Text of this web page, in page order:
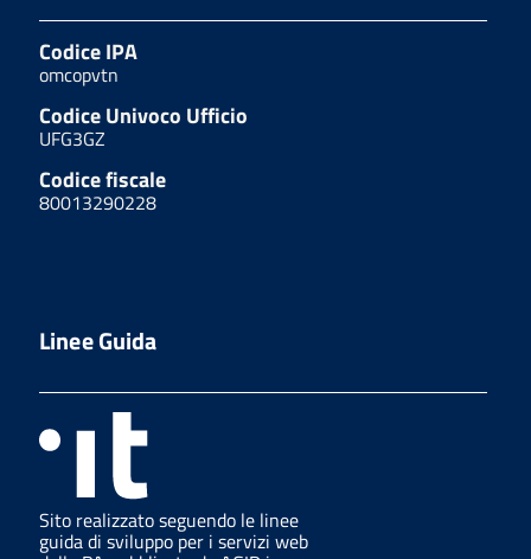
Codice IPA
omcopvtn
Codice Univoco Ufficio
UFG3GZ
Codice fiscale
80013290228
Linee Guida
Sito realizzato seguendo le linee
guida di sviluppo per i servizi web